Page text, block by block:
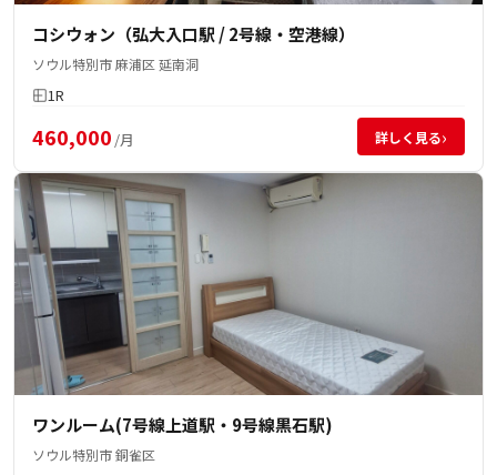
コシウォン（弘大入口駅 / 2号線・空港線）
ソウル特別市 麻浦区 延南洞
1R
460,000 /月 詳しく見る›
ワンルーム(7号線上道駅・9号線黒石駅)
ソウル特別市 銅雀区